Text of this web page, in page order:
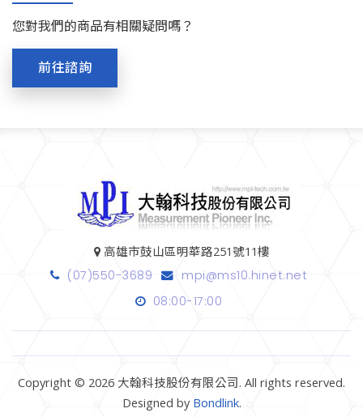
您對我們的商品有相關疑問嗎？
前往諮詢
高雄市鼓山區明華路251號11樓
(07)550-3689
mpi@ms10.hinet.net
08:00-17:00
Copyright © 2026 大翰科技股份有限公司. All rights reserved.
Designed by Bondlink.